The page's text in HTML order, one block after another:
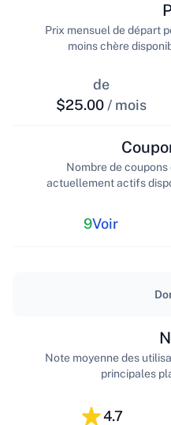
de
$25.00 / mois
Prix mensuel de départ
moins chère
9Voir
Nombre de
actuellement actifs
4.7
Note moyenne des
principales